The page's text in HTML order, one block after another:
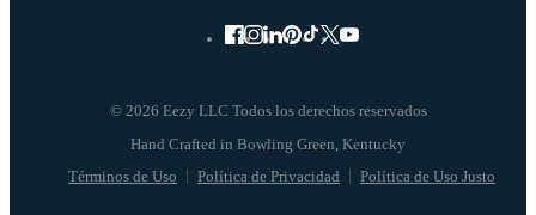
© 2026 Eezy LLC Todos los derechos reservados
Términos de Uso Política de Privacidad Política de Uso Justo